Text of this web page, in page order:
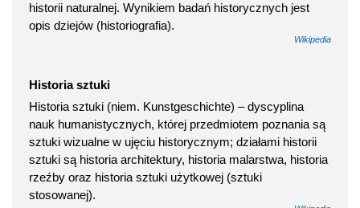
historii naturalnej. Wynikiem badań historycznych jest
opis dziejów (historiografia).
Wikipedia
Historia sztuki
Historia sztuki (niem. Kunstgeschichte) – dyscyplina
nauk humanistycznych, której przedmiotem poznania są
sztuki wizualne w ujęciu historycznym; działami historii
sztuki są historia architektury, historia malarstwa, historia
rzeźby oraz historia sztuki użytkowej (sztuki
stosowanej).